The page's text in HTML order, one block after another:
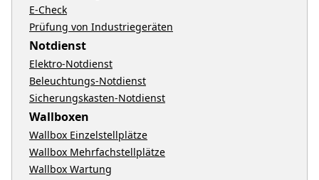
E-Check
Prüfung von Industriegeräten
Notdienst
Elektro-Notdienst
Beleuchtungs-Notdienst
Sicherungskasten-Notdienst
Wallboxen
Wallbox Einzelstellplätze
Wallbox Mehrfachstellplätze
Wallbox Wartung